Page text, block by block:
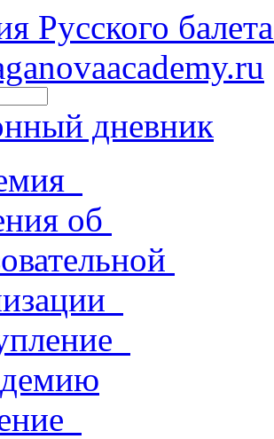
Русского
дневник
об